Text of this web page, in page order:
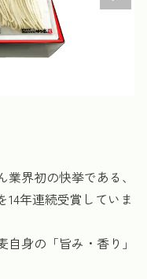
界初の快挙である、
14年連続受賞していま
身の「旨み・香り」